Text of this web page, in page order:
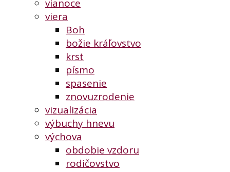
vianoce
viera
Boh
božie kráľovstvo
krst
písmo
spasenie
znovuzrodenie
vizualizácia
výbuchy hnevu
výchova
obdobie vzdoru
rodičovstvo